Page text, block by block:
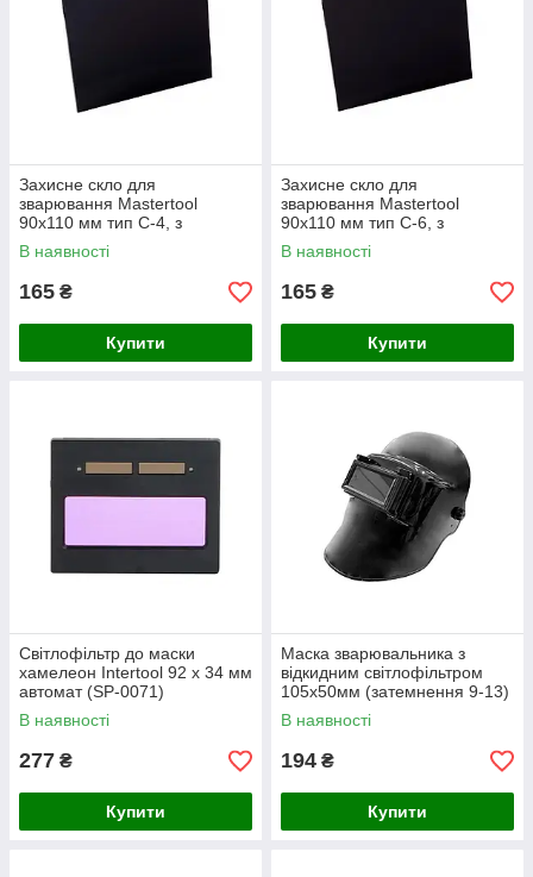
Захисне скло для
зварювання Mastertool
90x110 мм тип С-4, з
надійним захистом від
ультрафіолету
В наявності
165 ₴
Купити
Захисне скло для
зварювання Mastertool
90x110 мм тип С-6, з
підвищеним захистом від
ультрафіолету
В наявності
165 ₴
Купити
Світлофільтр до маски
хамелеон Intertool 92 x 34 мм
автомат (SP-0071)
В наявності
277 ₴
Купити
Маска зварювальника з
відкидним світлофільтром
105х50мм (затемнення 9-13)
Франція (623-199)
В наявності
194 ₴
Купити